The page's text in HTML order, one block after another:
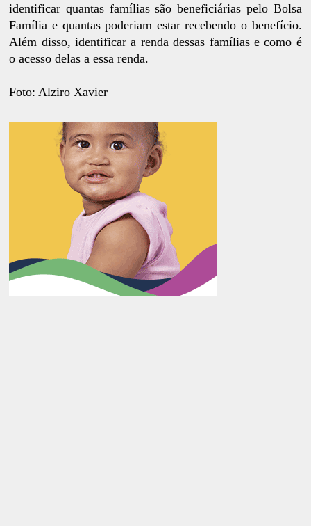
identificar quantas famílias são beneficiárias pelo Bolsa
Família e quantas poderiam estar recebendo o benefício.
Além disso, identificar a renda dessas famílias e como é
o acesso delas a essa renda.
Foto: Alziro Xavier